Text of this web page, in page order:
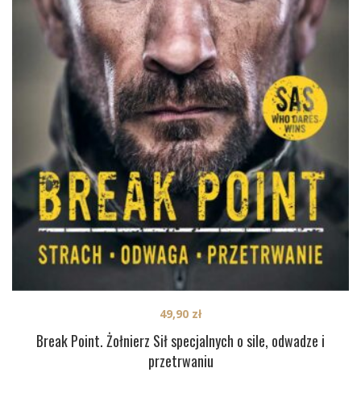
Break Point. Żołnierz Sił specjalnych o sile, odwadze i
przetrwaniu
49,90 zł